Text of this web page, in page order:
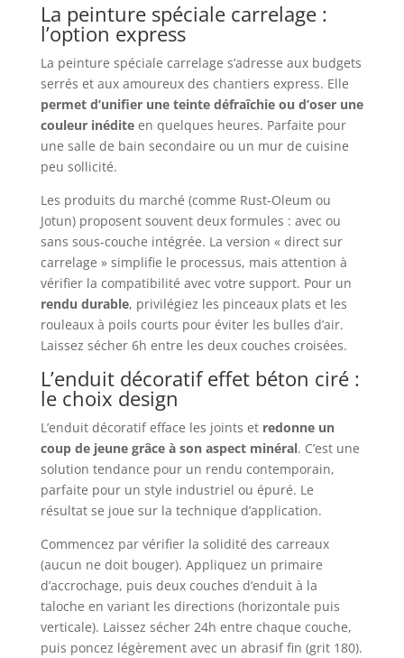
La peinture spéciale carrelage :
l’option express
La peinture spéciale carrelage s’adresse aux budgets
serrés et aux amoureux des chantiers express. Elle
permet d’unifier une teinte défraîchie ou d’oser une
couleur inéditeen quelques heures. Parfaite pour
une salle de bain secondaire ou un mur de cuisine
peu sollicité.
Les produits du marché (comme Rust-Oleum ou
Jotun) proposent souvent deux formules : avec ou
sans sous-couche intégrée. La version « direct sur
carrelage » simplifie le processus, mais attention à
vérifier la compatibilité avec votre support. Pour un
rendu durable, privilégiez les pinceaux plats et les
rouleaux à poils courts pour éviter les bulles d’air.
Laissez sécher 6h entre les deux couches croisées.
L’enduit décoratif effet béton ciré :
le choix design
L’enduit décoratif efface les joints et redonne un
coup de jeune grâce à son aspect minéral. C’est une
solution tendance pour un rendu contemporain,
parfaite pour un style industriel ou épuré. Le
résultat se joue sur la technique d’application.
Commencez par vérifier la solidité des carreaux
(aucun ne doit bouger). Appliquez un primaire
d’accrochage, puis deux couches d’enduit à la
taloche en variant les directions (horizontale puis
verticale). Laissez sécher 24h entre chaque couche,
puis poncez légèrement avec un abrasif fin (grit 180).